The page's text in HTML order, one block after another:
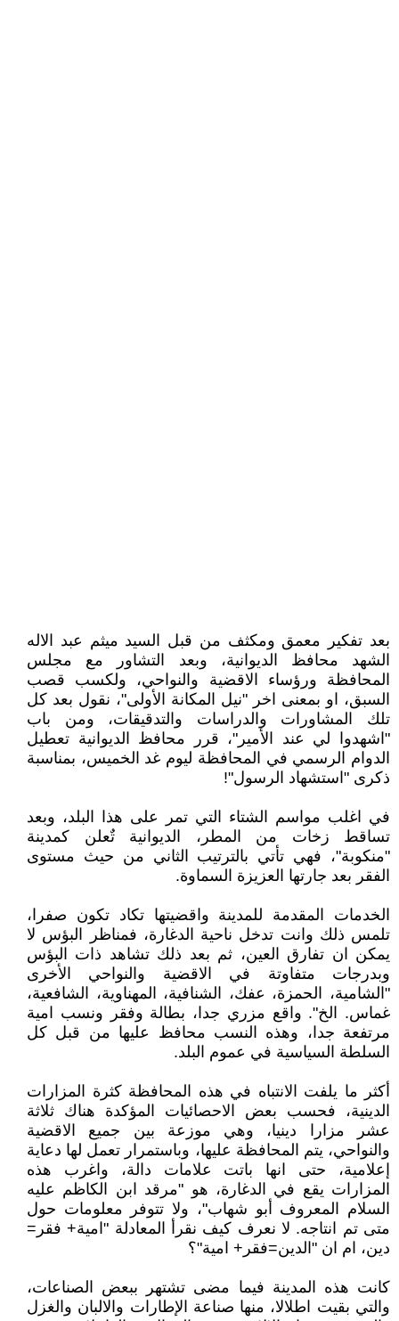
بعد تفكير معمق ومكثف من قبل السيد ميثم عبد الاله
الشهد محافظ الديوانية، وبعد التشاور مع مجلس
المحافظة ورؤساء الاقضية والنواحي، ولكسب قصب
السبق، او بمعنى اخر "نيل المكانة الأولى"، نقول بعد كل
تلك المشاورات والدراسات والتدقيقات، ومن باب
"اشهدوا لي عند الأمير"، قرر محافظ الديوانية تعطيل
الدوام الرسمي في المحافظة ليوم غد الخميس، بمناسبة
ذكرى "استشهاد الرسول"!
في اغلب مواسم الشتاء التي تمر على هذا البلد، وبعد
تساقط زخات من المطر، الديوانية تٌعلن كمدينة
"منكوبة"، فهي تأتي بالترتيب الثاني من حيث مستوى
الفقر بعد جارتها العزيزة السماوة.
الخدمات المقدمة للمدينة واقضيتها تكاد تكون صفرا،
تلمس ذلك وانت تدخل ناحية الدغارة، فمناظر البؤس لا
يمكن ان تفارق العين، ثم بعد ذلك تشاهد ذات البؤس
وبدرجات متفاوتة في الاقضية والنواحي الأخرى
"الشامية، الحمزة، عفك، الشنافية، المهناوية، الشافعية،
غماس. الخ". واقع مزري جدا، بطالة وفقر ونسب امية
مرتفعة جدا، وهذه النسب محافظ عليها من قبل كل
السلطة السياسية في عموم البلد.
أكثر ما يلفت الانتباه في هذه المحافظة كثرة المزارات
الدينية، فحسب بعض الاحصائيات المؤكدة هناك ثلاثة
عشر مزارا دينيا، وهي موزعة بين جميع الاقضية
والنواحي، يتم المحافظة عليها، وباستمرار تعمل لها دعاية
إعلامية، حتى انها باتت علامات دالة، واغرب هذه
المزارات يقع في الدغارة، هو "مرقد ابن الكاظم عليه
السلام المعروف أبو شهاب"، ولا تتوفر معلومات حول
متى تم انتاجه. لا نعرف كيف نقرأ المعادلة "امية+ فقر=
دين، ام ان "الدين=فقر+ امية"؟
كانت هذه المدينة فيما مضى تشتهر ببعض الصناعات،
والتي بقيت اطلالا، منها صناعة الإطارات والالبان والغزل